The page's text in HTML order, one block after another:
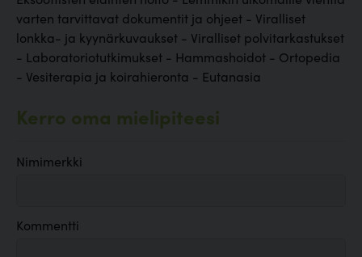
varten tarvittavat dokumentit ja ohjeet - Viralliset
lonkka- ja kyynärkuvaukset - Viralliset polvitarkastukset
- Laboratoriotutkimukset - Hammashoidot - Ortopedia
- Vesiterapia ja koirahieronta - Eutanasia
Kerro oma mielipiteesi
Nimimerkki
Kommentti